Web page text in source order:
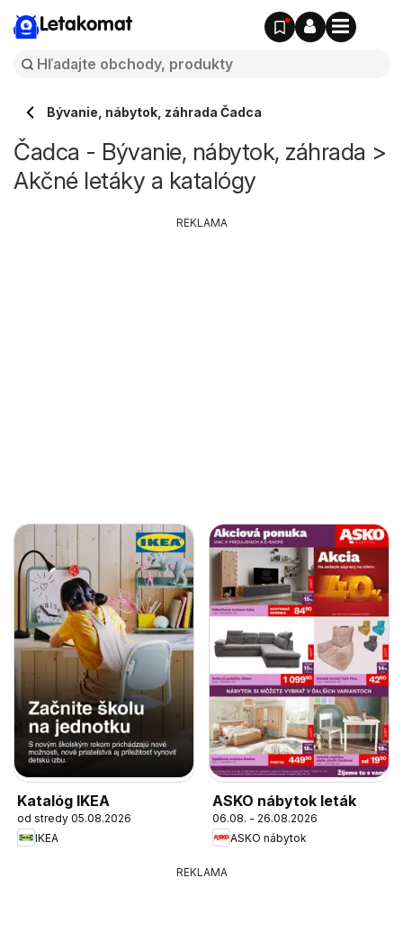
Letakomat
Bývanie, nábytok, záhrada Čadca
Čadca - Bývanie, nábytok, záhrada >
Akčné letáky a katalógy
Katalóg IKEA
od stredy 05.08.2026
IKEA
ASKO nábytok leták
06.08. - 26.08.2026
ASKO nábytok
REKLAMA
REKLAMA